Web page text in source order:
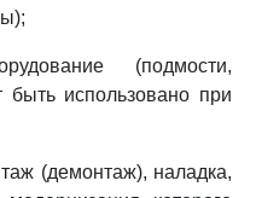
(подмости,
быть использовано при
(демонтаж), наладка,